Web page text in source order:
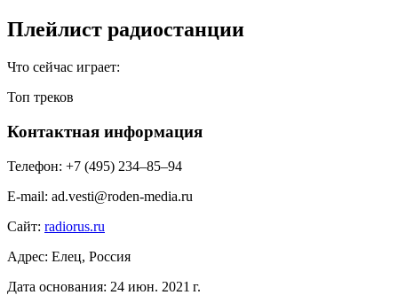
Плейлист радиостанции
Что сейчас играет:
Топ треков
Контактная информация
Телефон: +7 (495) 234‒85‒94
E-mail: ad.vesti@roden-media.ru
Сайт: radiorus.ru
Адрес: Елец, Россия
Дата основания: 24 июн. 2021 г.